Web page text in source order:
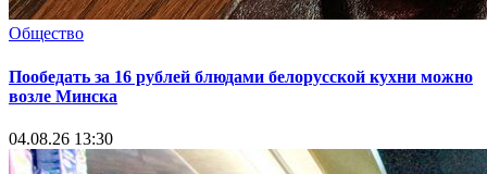
Общество
Пообедать за 16 рублей блюдами белорусской кухни можно
возле Минска
04.08.26 13:30